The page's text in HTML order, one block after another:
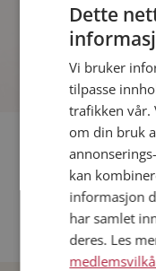
Fler single
Date menn i Norge
Date kvinner i Norge
Dette
Vi bruker
tilpasse
trafikken vår.
om din bruk
kan
informasjon
har samlet
deres. Les